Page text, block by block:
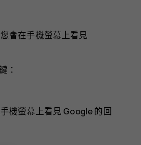
會在手機螢幕上看見
：
機螢幕上看見 Google 的回